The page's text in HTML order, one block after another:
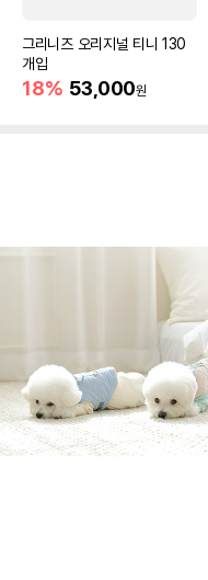
그리니즈 오리지널 티니 130
개입
18% 53,000원